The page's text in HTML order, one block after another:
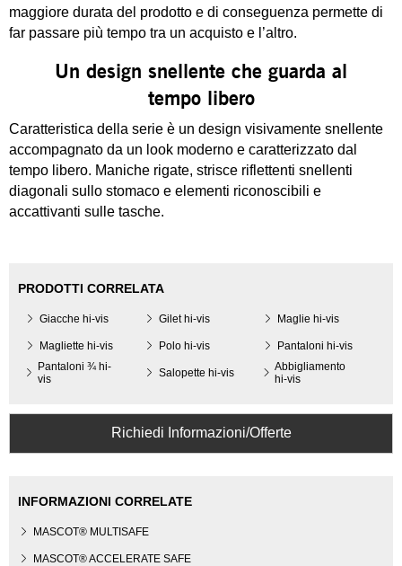
maggiore durata del prodotto e di conseguenza permette di
far passare più tempo tra un acquisto e l’altro.
Un design snellente che guarda al
tempo libero
Caratteristica della serie è un design visivamente snellente
accompagnato da un look moderno e caratterizzato dal
tempo libero. Maniche rigate, strisce riflettenti snellenti
diagonali sullo stomaco e elementi riconoscibili e
accattivanti sulle tasche.
PRODOTTI CORRELATA
Giacche hi-vis Gilet hi-vis Maglie hi-vis
Magliette hi-vis Polo hi-vis
Pantaloni hi-vis
Pantaloni ¾ hi-
vis
Salopette hi-vis
Abbigliamento
hi-vis
Richiedi Informazioni/Offerte
INFORMAZIONI CORRELATE
MASCOT® MULTISAFE
MASCOT® ACCELERATE SAFE